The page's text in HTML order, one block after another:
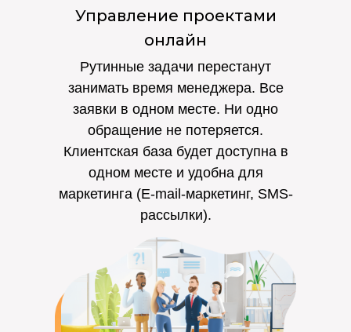
Управление проектами
онлайн
Рутинные задачи перестанут
занимать время менеджера. Все
заявки в одном месте. Ни одно
обращение не потеряется.
Клиентская база будет доступна в
одном месте и удобна для
маркетинга (E-mail-маркетинг, SMS-
рассылки).